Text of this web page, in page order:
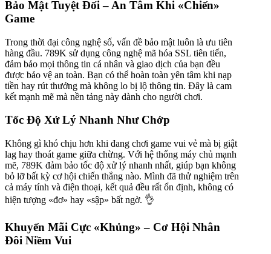
Bảo Mật Tuyệt Đối – An Tâm Khi «Chiến»
Game
Trong thời đại công nghệ số, vấn đề bảo mật luôn là ưu tiên
hàng đầu. 789K sử dụng công nghệ mã hóa SSL tiên tiến,
đảm bảo mọi thông tin cá nhân và giao dịch của bạn đều
được bảo vệ an toàn. Bạn có thể hoàn toàn yên tâm khi nạp
tiền hay rút thưởng mà không lo bị lộ thông tin. Đây là cam
kết mạnh mẽ mà nền tảng này dành cho người chơi.
Tốc Độ Xử Lý Nhanh Như Chớp
Không gì khó chịu hơn khi đang chơi game vui vẻ mà bị giật
lag hay thoát game giữa chừng. Với hệ thống máy chủ mạnh
mẽ, 789K đảm bảo tốc độ xử lý nhanh nhất, giúp bạn không
bỏ lỡ bất kỳ cơ hội chiến thắng nào. Mình đã thử nghiệm trên
cả máy tính và điện thoại, kết quả đều rất ổn định, không có
hiện tượng «đơ» hay «sập» bất ngờ. 👌
Khuyến Mãi Cực «Khủng» – Cơ Hội Nhân
Đôi Niềm Vui